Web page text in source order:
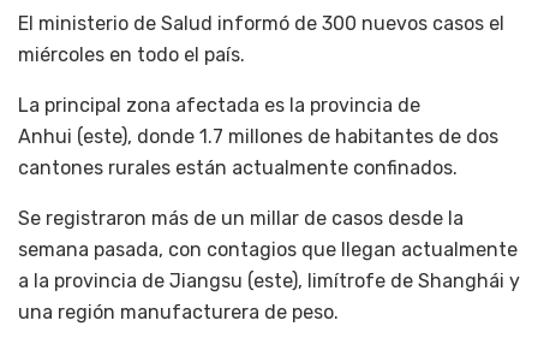
El ministerio de Salud informó de 300 nuevos casos el
miércoles en todo el país.
La principal zona afectada es la provincia de
Anhui (este), donde 1.7 millones de habitantes de dos
cantones rurales están actualmente confinados.
Se registraron más de un millar de casos desde la
semana pasada, con contagios que llegan actualmente
a la provincia de Jiangsu (este), limítrofe de Shanghái y
una región manufacturera de peso.